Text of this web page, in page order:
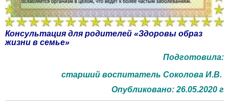
Консультация для родителей «Здоровы образ
жизни в семье»
Подготовила:
старший воспитатель Соколова И.В.
Опубликовано: 26.05.2020 г